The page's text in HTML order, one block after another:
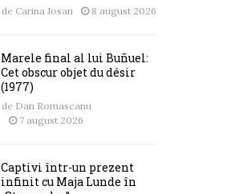
de Carina Josan 8 august 2026
Marele final al lui Buñuel:
Cet obscur objet du désir
(1977)
de Dan Romascanu
7 august 2026
Captivi într-un prezent
infinit cu Maja Lunde în